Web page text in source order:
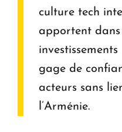
culture tech
apportent dans
gage de
acteurs sans
l’Arménie.